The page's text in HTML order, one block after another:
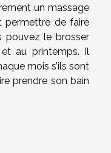
un massage
permettre de faire
pouvez le brosser
et au printemps. Il
mois s’ils sont
prendre son bain